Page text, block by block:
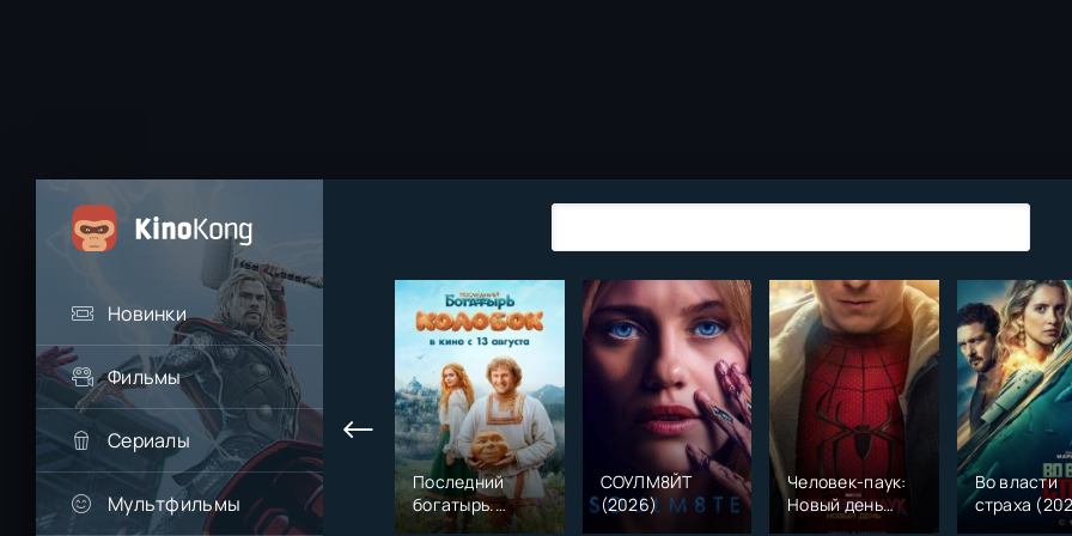
Новинки
Фильмы
Сериалы
Мультфильмы
Последний
богатырь.
Колобок (2026)
СОУЛМ8ЙТ
(2026)
Человек-паук:
Новый день
(2026)
Во власти
страха